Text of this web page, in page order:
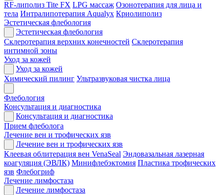
RF-липолиз Tite FX LPG массаж Озонотерапия для лица и
тела Интралипотерапия Aqualyx Криолиполиз
Эстетическая флебология
Эстетическая флебология
Склеротерапия верхних конечностей Склеротерапия
интимной зоны
Уход за кожей
Уход за кожей
Химический пилинг Ультразвуковая чистка лица
Флебология
Консультация и диагностика
Консультация и диагностика
Прием флеболога
Лечение вен и трофических язв
Лечение вен и трофических язв
Клеевая облитерация вен VenaSeal Эндовазальная лазерная
коагуляция (ЭВЛК) Минифлебэктомия Пластика трофических
язв Флебогриф
Лечение лимфостаза
Лечение лимфостаза